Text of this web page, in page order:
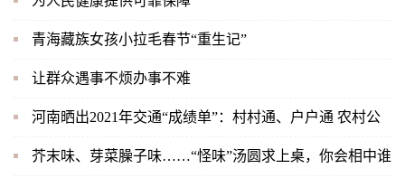
青海藏族女孩小拉毛春节“重生记”
让群众遇事不烦办事不难
河南晒出2021年交通“成绩单”：村村通、户户通 农村公
芥末味、芽菜臊子味……“怪味”汤圆求上桌，你会相中谁